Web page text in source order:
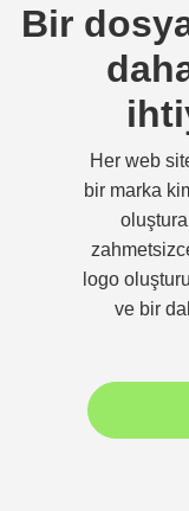
Bir
Her web
bir marka
logo
ve bir